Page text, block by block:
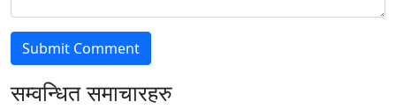
सम्वन्धित समाचारहरु